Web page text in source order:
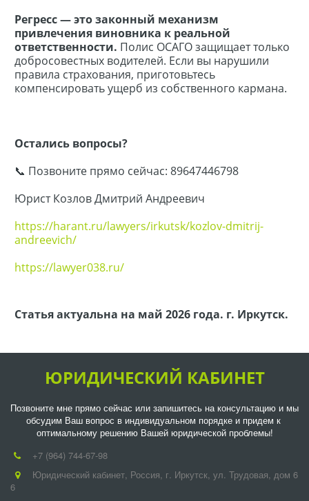
Регресс — это законный механизм
привлечения виновника к реальной
ответственности. Полис ОСАГО защищает только
добросовестных водителей. Если вы нарушили
правила страхования, приготовьтесь
компенсировать ущерб из собственного кармана.
Остались вопросы?
📞 Позвоните прямо сейчас: 89647446798
Юрист Козлов Дмитрий Андреевич
https://harant.ru/lawyers/irkutsk/kozlov-dmitrij-
andreevich/
https://lawyer038.ru/
Статья актуальна на май 2026 года. г. Иркутск.
ЮРИДИЧЕСКИЙ КАБИНЕТ
Позвоните мне прямо сейчас или запишитесь на консультацию и мы
обсудим Ваш вопрос в индивидуальном порядке и придем к
оптимальному решению Вашей юридической проблемы!
+7 (964) 744-67-98
Юридический кабинет, Россия, г. Иркутск, ул. Трудовая, дом 6
6